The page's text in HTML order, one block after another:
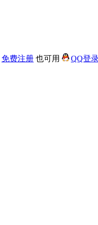
免费注册 也可用 QQ登